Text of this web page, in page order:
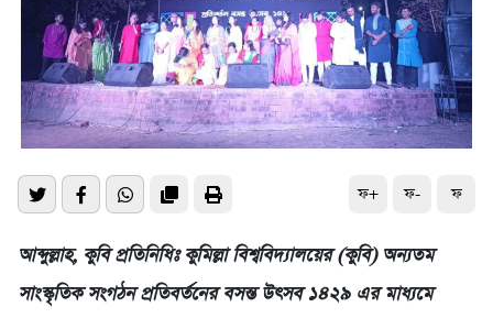
ফ+ ফ- ফ
আব্দুল্লাহ, কুবি প্রতিনিধিঃ কুমিল্লা বিশ্ববিদ্যালয়ের (কুবি) অন্যতম
সাংস্কৃতিক সংগঠন প্রতিবর্তনের বসন্ত উৎসব ১৪২৯ এর মাধ্যমে